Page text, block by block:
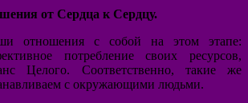
от Сердца к Сердцу.
отношения с собой на этом этапе:
потребление своих ресурсов,
Целого. Соответственно, такие же
с окружающими людьми.